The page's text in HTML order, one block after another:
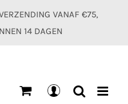
VANAF €75,
14 DAGEN